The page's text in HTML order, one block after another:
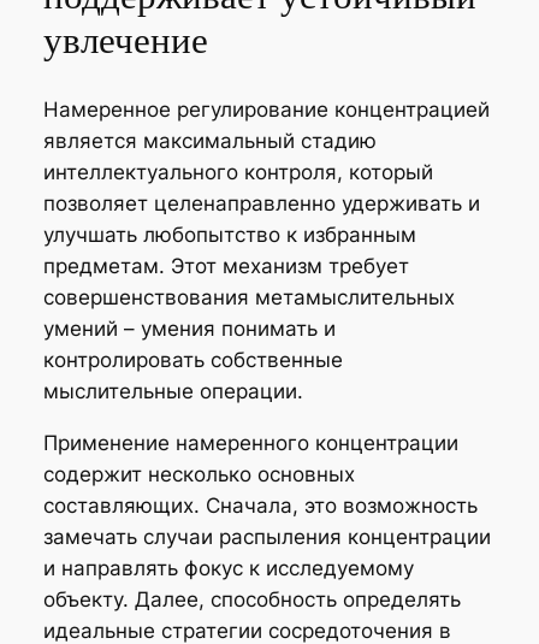
увлечение
Намеренное регулирование концентрацией
является максимальный стадию
интеллектуального контроля, который
позволяет целенаправленно удерживать и
улучшать любопытство к избранным
предметам. Этот механизм требует
совершенствования метамыслительных
умений – умения понимать и
контролировать собственные
мыслительные операции.
Применение намеренного концентрации
содержит несколько основных
составляющих. Сначала, это возможность
замечать случаи распыления концентрации
и направлять фокус к исследуемому
объекту. Далее, способность определять
идеальные стратегии сосредоточения в